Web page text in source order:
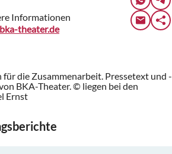
Informationen
theater.de
die Zusammenarbeit. Pressetext und -
BKA-Theater. © liegen bei den
Ernst